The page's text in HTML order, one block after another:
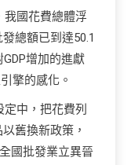
我國花費總體浮
總額已到達50.1
增加的進獻
擎的感化。
定中，把花費列
舊換新政策，
國批發業立異晉